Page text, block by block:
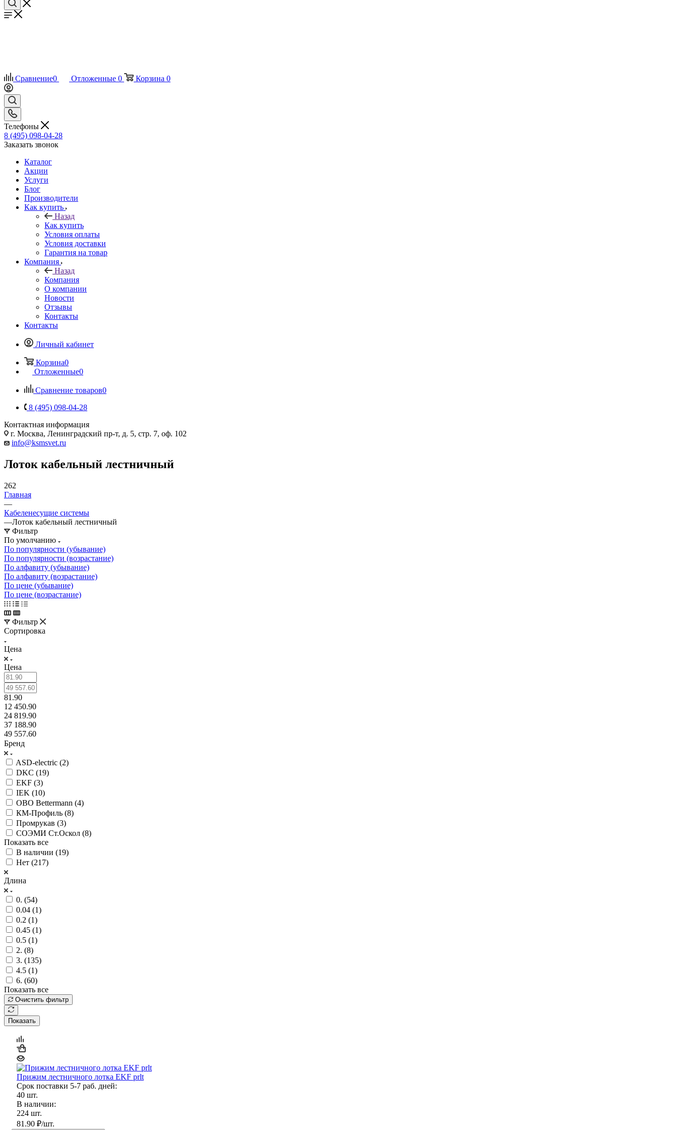
Сравнение0 Отложенные 0 Корзина 0
Телефоны
8 (495) 098-04-28
Заказать звонок
Каталог
Акции
Услуги
Блог
Производители
Как купить
Назад
Как купить
Условия оплаты
Условия доставки
Гарантия на товар
Компания
Назад
Компания
О компании
Новости
Отзывы
Контакты
Контакты
Личный кабинет
Корзина0
Отложенные0
Сравнение товаров0
8 (495) 098-04-28
Контактная информация
г. Москва, Ленинградский пр-т, д. 5, стр. 7, оф. 102
info@ksmsvet.ru
Лоток кабельный лестничный
262
Главная
—
Кабеленесущие системы
—Лоток кабельный лестничный
Фильтр
По умолчанию
По популярности (убывание)
По популярности (возрастание)
По алфавиту (убывание)
По алфавиту (возрастание)
По цене (убывание)
По цене (возрастание)
Фильтр
Сортировка
Цена
Цена
81.90
12 450.90
24 819.90
37 188.90
49 557.60
Бренд
ASD-electric (2)
DKC (19)
EKF (3)
IEK (10)
OBO Bettermann (4)
КМ-Профиль (8)
Промрукав (3)
СОЭМИ Ст.Оскол (8)
Показать все
В наличии (19)
Нет (217)
Длина
0. (54)
0.04 (1)
0.2 (1)
0.45 (1)
0.5 (1)
2. (8)
3. (135)
4.5 (1)
6. (60)
Показать все
Очистить фильтр
Показать
Прижим лестничного лотка EKF prlt
Срок поставки 5-7 раб. дней:
40 шт.
В наличии:
224 шт.
81.90 ₽/шт.